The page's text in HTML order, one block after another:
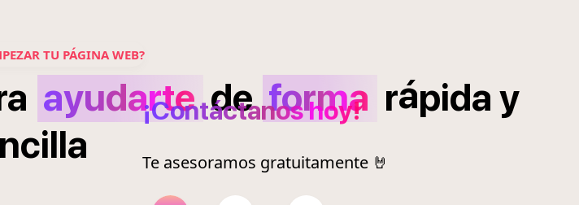
TU PÁGINA WEB?
ayudarte de forma rápida y
¡Contáctanos hoy!
Te asesoramos gratuitamente 🤘